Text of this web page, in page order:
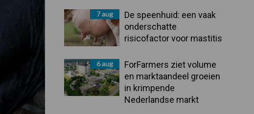
7 aug
De speenhuid: een vaak
onderschatte
risicofactor voor mastitis
6 aug
ForFarmers ziet volume
en marktaandeel groeien
in krimpende
Nederlandse markt